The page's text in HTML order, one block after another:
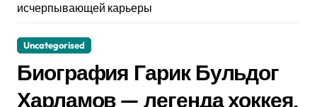
исчерпывающей карьеры
Uncategorised
Биография Гарик Бульдог
Харламов — легенда хоккея,